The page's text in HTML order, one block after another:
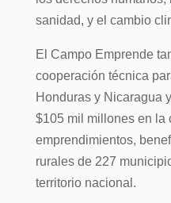
sanidad, y el cambio
El Campo Emprende
cooperación técnica
Honduras y Nicaragua
$105 mil millones en la
emprendimientos,
rurales de 227
territorio nacional.